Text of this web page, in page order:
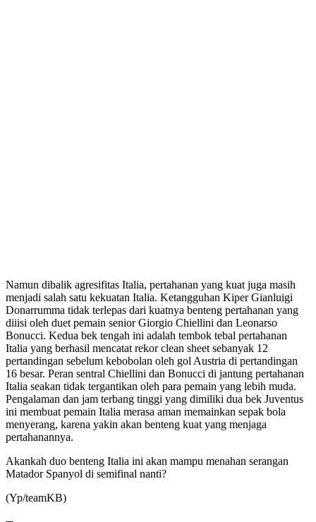
Namun dibalik agresifitas Italia, pertahanan yang kuat juga masih
menjadi salah satu kekuatan Italia. Ketangguhan Kiper Gianluigi
Donarrumma tidak terlepas dari kuatnya benteng pertahanan yang
diiisi oleh duet pemain senior Giorgio Chiellini dan Leonarso
Bonucci. Kedua bek tengah ini adalah tembok tebal pertahanan
Italia yang berhasil mencatat rekor clean sheet sebanyak 12
pertandingan sebelum kebobolan oleh gol Austria di pertandingan
16 besar. Peran sentral Chiellini dan Bonucci di jantung pertahanan
Italia seakan tidak tergantikan oleh para pemain yang lebih muda.
Pengalaman dan jam terbang tinggi yang dimiliki dua bek Juventus
ini membuat pemain Italia merasa aman memainkan sepak bola
menyerang, karena yakin akan benteng kuat yang menjaga
pertahanannya.
Akankah duo benteng Italia ini akan mampu menahan serangan
Matador Spanyol di semifinal nanti?
(Yp/teamKB)